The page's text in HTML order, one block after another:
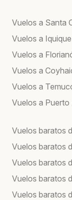
Vuelos a Santa
Vuelos a Iquique
Vuelos a
Vuelos a
Vuelos a
Vuelos a Puerto
Vuelos baratos
Vuelos baratos
Vuelos baratos
Vuelos baratos
Vuelos baratos